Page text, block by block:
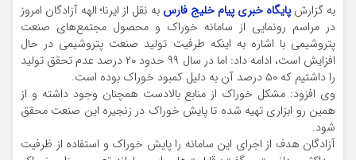
به گزارشپایگاه خبری پیام خلیج فارس به نقل از ایرنا؛ الهه آزادگان امروز
در مراسم رونمایی از سامانه خوراک و محصول مجتمع‌های صنعت
پتروشیمی با اشاره به اینکه طرفیت تولید صنعت پتروشیمی در حال
افزایش است، ادامه داد: اما در سال ۹۹ حدود ۲۰ درصد عدم تحقق تولید
را داشتیم که ۵۰ درصد آن به دلیل کمبود خوراک بوده است.
وی افزود: مشکل خوراک از منابع بالادست همچنان وجود داشته و از
همین رو ابزاری تهیه شده تا پایش خوراک در زنجیره این صنعت محقق
شود.
آزادگان هدف از اجرای این سامانه را پایش خوراک و استفاده از ظرفیت